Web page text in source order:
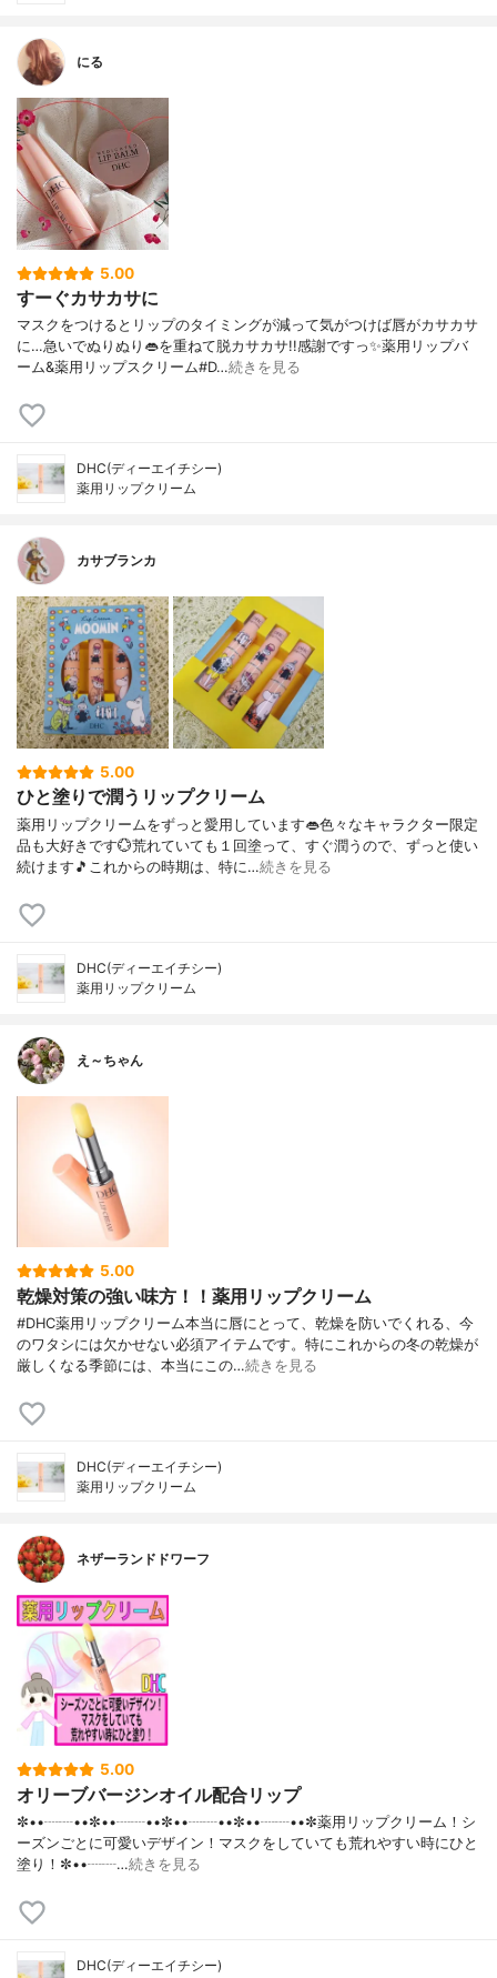
にる
5.00
すーぐカサカサに
マスクをつけるとリップのタイミングが減って気がつけば唇がカサカサ
に…急いでぬりぬり👄を重ねて脱カサカサ!!感謝ですっ✨薬用リップバ
ーム&薬用リップスクリーム#D…続きを見る
DHC(ディーエイチシー)
薬用リップクリーム
カサブランカ
5.00
ひと塗りで潤うリップクリーム
薬用リップクリームをずっと愛用しています👄色々なキャラクター限定
品も大好きです💮荒れていても１回塗って、すぐ潤うので、ずっと使い
続けます🎵これからの時期は、特に…続きを見る
DHC(ディーエイチシー)
薬用リップクリーム
え～ちゃん
5.00
乾燥対策の強い味方！！薬用リップクリーム
#DHC薬用リップクリーム本当に唇にとって、乾燥を防いでくれる、今
のワタシには欠かせない必須アイテムです。特にこれからの冬の乾燥が
厳しくなる季節には、本当にこの…続きを見る
DHC(ディーエイチシー)
薬用リップクリーム
ネザーランドドワーフ
5.00
オリーブバージンオイル配合リップ
✼••┈┈••✼••┈┈••✼••┈┈••✼••┈┈••✼薬用リップクリーム！シ
ーズンごとに可愛いデザイン！マスクをしていても荒れやすい時にひと
塗り！✼••┈┈…続きを見る
DHC(ディーエイチシー)